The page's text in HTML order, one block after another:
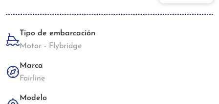
Tipo de embarcación
Motor - Flybridge
Marca
Fairline
Modelo